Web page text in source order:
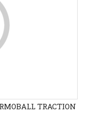
TRACTION